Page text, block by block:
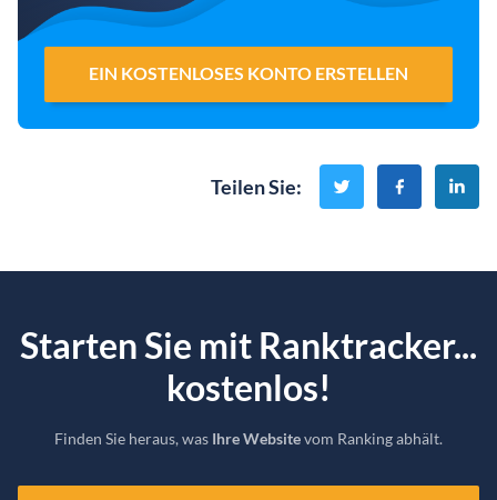
EIN KOSTENLOSES KONTO ERSTELLEN
Teilen Sie:
Starten Sie mit Ranktracker...
kostenlos!
Finden Sie heraus, was Ihre Websitevom Ranking abhält.